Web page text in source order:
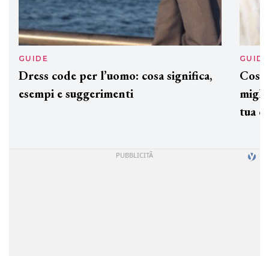
GUIDE
Dress code per l’uomo: cosa significa,
esempi e suggerimenti
GUIDE
tua